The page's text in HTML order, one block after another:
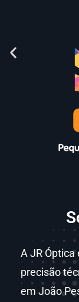
A JR
precisão
em João